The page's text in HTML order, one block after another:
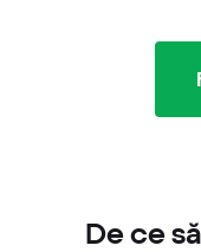
De ce